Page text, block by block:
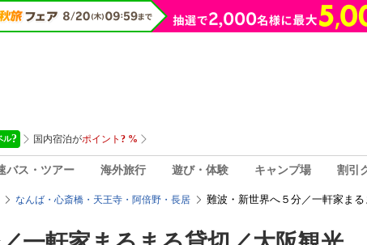
バス・ツアー 海外旅行 遊び・体験 キャンプ場 割引
なんば・心斎橋・天王寺・阿倍野・長居 難波・新世界へ５分／一軒家ま